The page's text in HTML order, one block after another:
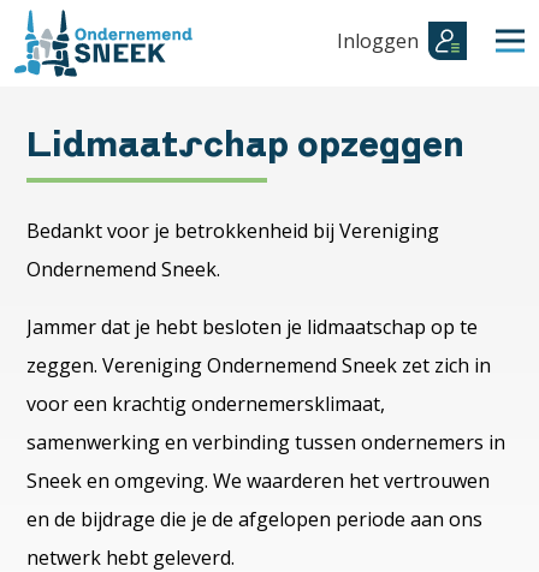
Inloggen
Lidmaatschap opzeggen
Bedankt voor je betrokkenheid bij Vereniging
Ondernemend Sneek.
Jammer dat je hebt besloten je lidmaatschap op te
zeggen. Vereniging Ondernemend Sneek zet zich in
voor een krachtig ondernemersklimaat,
samenwerking en verbinding tussen ondernemers in
Sneek en omgeving. We waarderen het vertrouwen
en de bijdrage die je de afgelopen periode aan ons
netwerk hebt geleverd.